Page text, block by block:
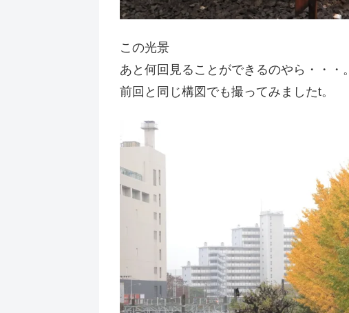
この光景
あと何回見ることができるのやら・・・。
前回と同じ構図でも撮ってみましたt。